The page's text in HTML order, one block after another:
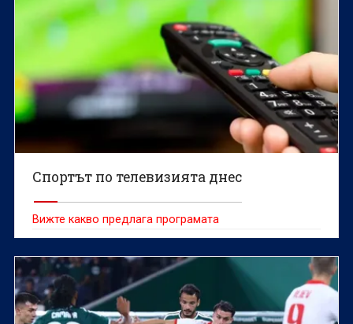
Спортът по телевизията днес
Вижте какво предлага програмата